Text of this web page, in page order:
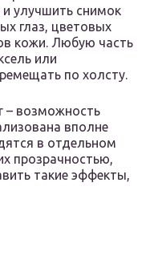
улучшить снимок
глаз, цветовых
кожи. Любую часть
или
по холсту.
– возможность
вполне
в отдельном
прозрачностью,
такие эффекты,